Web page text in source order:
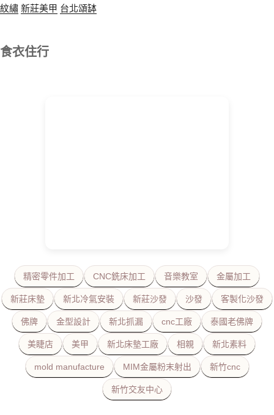
紋繡新莊美甲 台北頌缽
食衣住行
精密零件加工 CNC銑床加工 音樂教室 金屬加工
新莊床墊 新北冷氣安裝 新莊沙發 沙發 客製化沙發
佛牌 金型設計 新北抓漏 cnc工廠 泰國老佛牌
美睫店 美甲 新北床墊工廠 相親 新北素料
mold manufacture MIM金屬粉末射出 新竹cnc
新竹交友中心